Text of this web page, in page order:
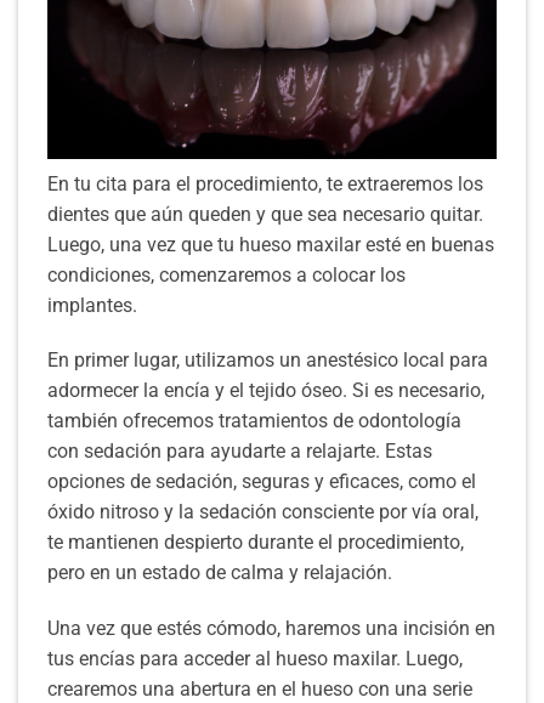
En tu cita para el procedimiento, te extraeremos los
dientes que aún queden y que sea necesario quitar.
Luego, una vez que tu hueso maxilar esté en buenas
condiciones, comenzaremos a colocar los
implantes.
En primer lugar, utilizamos un anestésico local para
adormecer la encía y el tejido óseo. Si es necesario,
también ofrecemos tratamientos de odontología
con sedación para ayudarte a relajarte. Estas
opciones de sedación, seguras y eficaces, como el
óxido nitroso y la sedación consciente por vía oral,
te mantienen despierto durante el procedimiento,
pero en un estado de calma y relajación.
Una vez que estés cómodo, haremos una incisión en
tus encías para acceder al hueso maxilar. Luego,
crearemos una abertura en el hueso con una serie